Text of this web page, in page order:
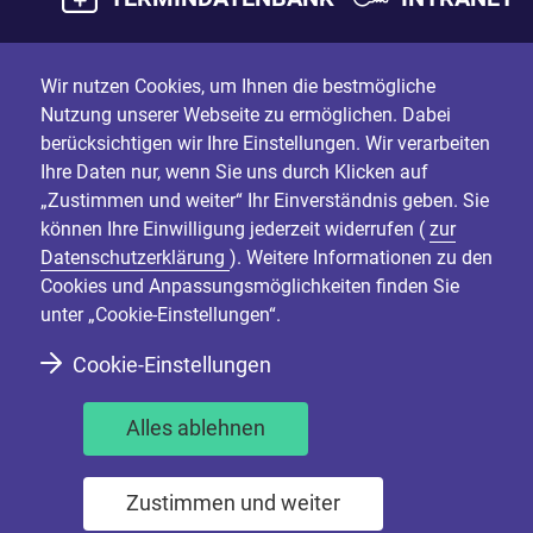
Wir nutzen Cookies, um Ihnen die bestmögliche
Nutzung unserer Webseite zu ermöglichen. Dabei
berücksichtigen wir Ihre Einstellungen. Wir verarbeiten
Ihre Daten nur, wenn Sie uns durch Klicken auf
„Zustimmen und weiter“ Ihr Einverständnis geben. Sie
können Ihre Einwilligung jederzeit widerrufen ( zur
Datenschutzerklärung ). Weitere Informationen zu den
Cookies und Anpassungsmöglichkeiten finden Sie
unter „Cookie-Einstellungen“.
Cookie-Einstellungen
Alles ablehnen
Zustimmen und weiter